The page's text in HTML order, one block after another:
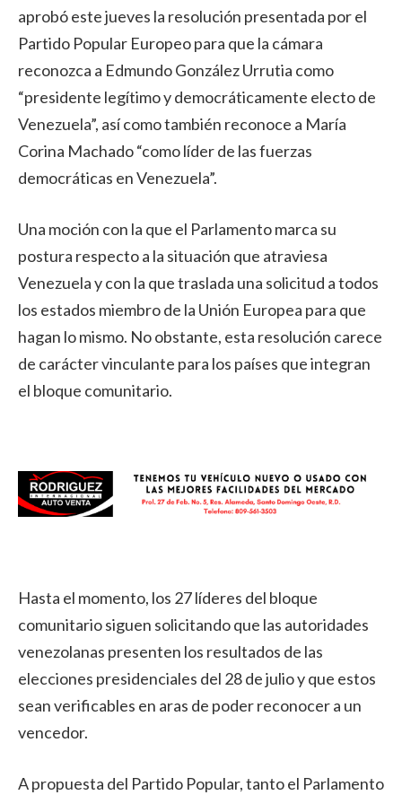
aprobó este jueves la resolución presentada por el
Partido Popular Europeo para que la cámara
reconozca a Edmundo González Urrutia como
“presidente legítimo y democráticamente electo de
Venezuela”, así como también reconoce a María
Corina Machado “como líder de las fuerzas
democráticas en Venezuela”.
Una moción con la que el Parlamento marca su
postura respecto a la situación que atraviesa
Venezuela y con la que traslada una solicitud a todos
los estados miembro de la Unión Europea para que
hagan lo mismo. No obstante, esta resolución carece
de carácter vinculante para los países que integran
el bloque comunitario.
Hasta el momento, los 27 líderes del bloque
comunitario siguen solicitando que las autoridades
venezolanas presenten los resultados de las
elecciones presidenciales del 28 de julio y que estos
sean verificables en aras de poder reconocer a un
vencedor.
A propuesta del Partido Popular, tanto el Parlamento